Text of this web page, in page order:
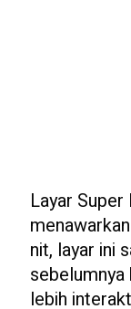
Layar
nit, layar ini
sebelumnya
lebih